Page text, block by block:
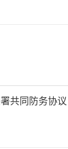
共同防务协议